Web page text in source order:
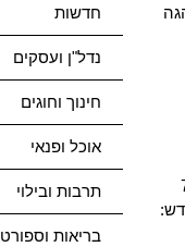
ממודיעין שנפלה ב-7
חדשות
נדל"ן ועסקים
חינוך וחוגים
אוכל ופנאי
תרבות ובילוי
בריאות וספורט